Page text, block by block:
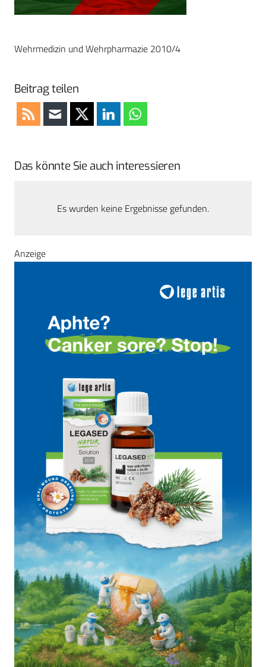
Wehrmedizin und Wehrpharmazie 2010/4
Beitrag teilen
Das könnte Sie auch interessieren
Es wurden keine Ergebnisse gefunden.
Anzeige